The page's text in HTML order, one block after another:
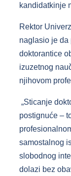
kandidatkinje
Rektor
naglasio je da
doktorantice
izuzetnog
njihovom
„Sticanje
postignuće –
samostalnog
slobodnog
dolazi bez